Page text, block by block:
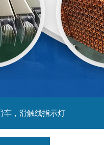
车，滑触线指示灯